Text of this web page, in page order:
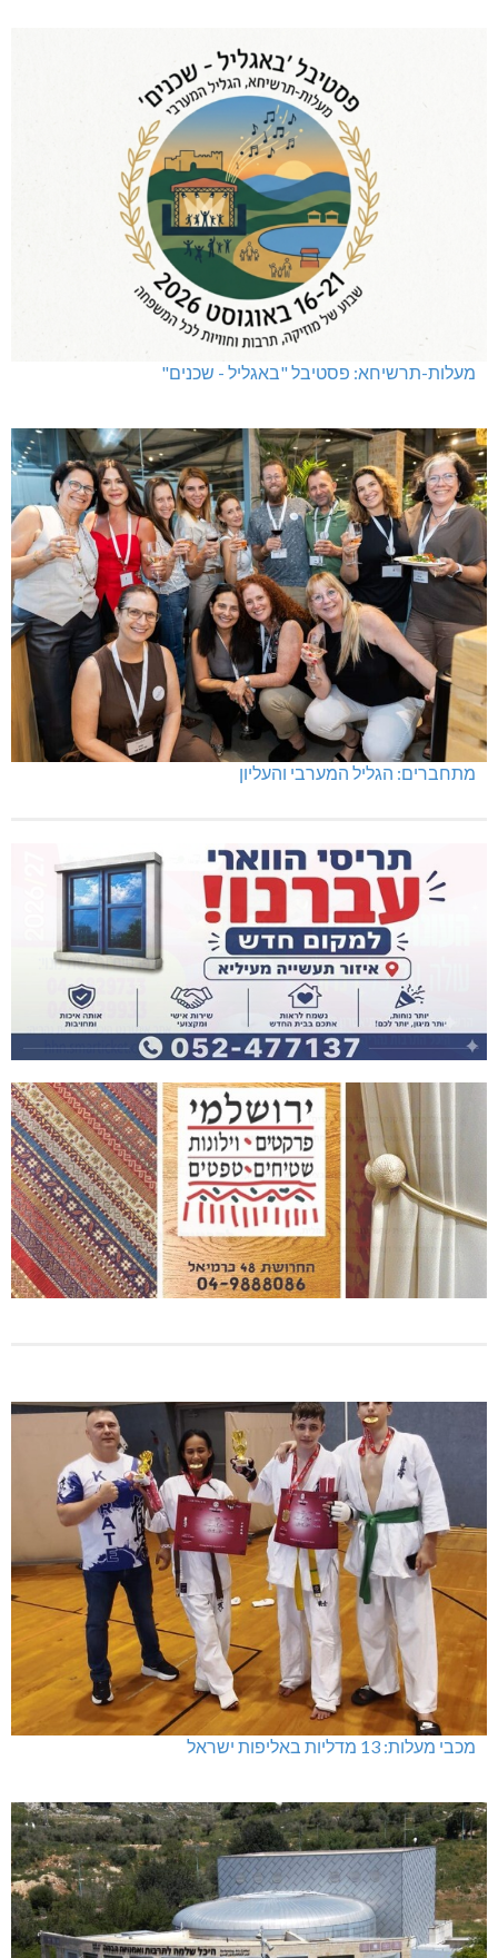
מעלות-תרשיחא: פסטיבל "באגליל - שכנים"
מתחברים: הגליל המערבי והעליון
מכבי מעלות: 13 מדליות באליפות ישראל